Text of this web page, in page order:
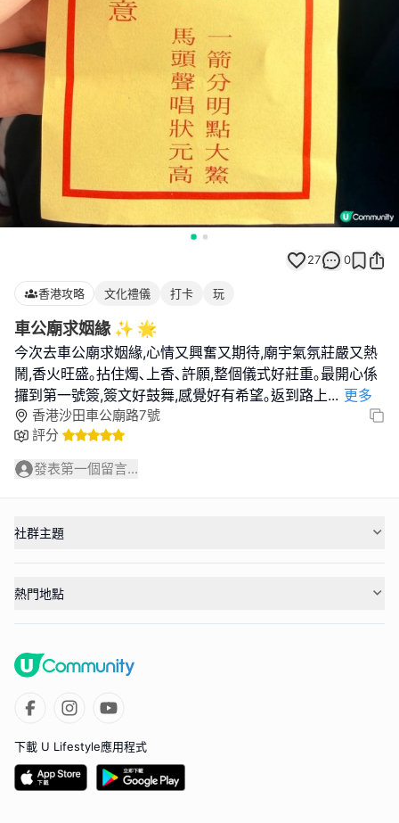
27 0
香港攻略 文化禮儀 打卡 玩
車公廟求姻緣 ✨ 🌟
今次去車公廟求姻緣,心情又興奮又期待,廟宇氣氛莊嚴又熱
鬧,香火旺盛｡拈住燭､上香､許願,整個儀式好莊重｡最開心係
攞到第一號簽,簽文好鼓舞,感覺好有希望｡返到路上... 更多
香港沙田車公廟路7號
評分
發表第一個留言...
社群主題
熱門地點
下載 U Lifestyle應用程式